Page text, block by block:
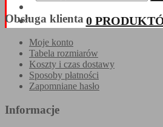
0
Obsługa klienta
Moje konto
Tabela rozmiarów
Koszty i czas dostawy
Sposoby płatności
Zapomniane hasło
Informacje